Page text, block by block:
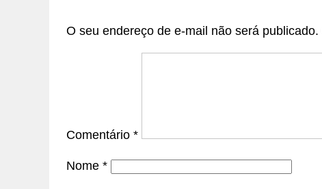
O seu endereço de e-mail não será publicado.
Comentário *
Nome *